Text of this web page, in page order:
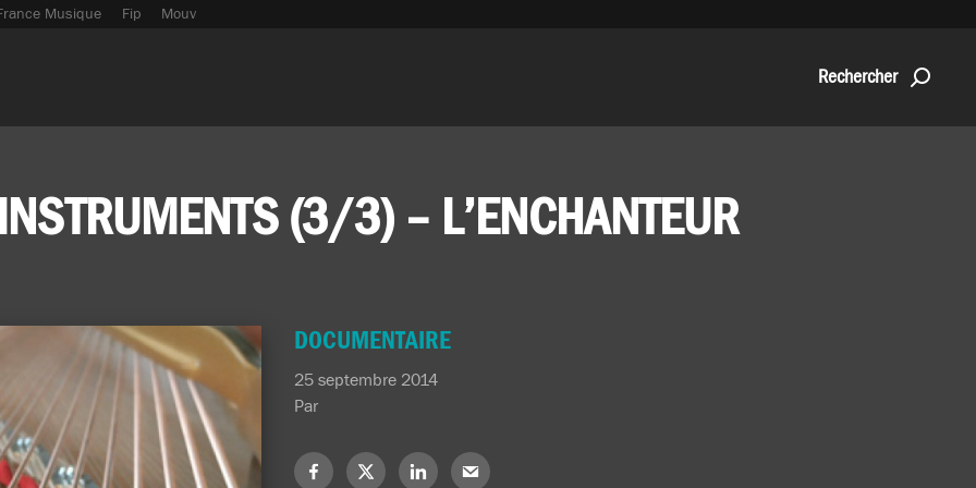
Musique Fip Mouv
Rechercher
(3/3) – L’ENCHANTEUR
DOCUMENTAIRE
25 septembre 2014
Par
PartagezPartagezPartagezPartagez